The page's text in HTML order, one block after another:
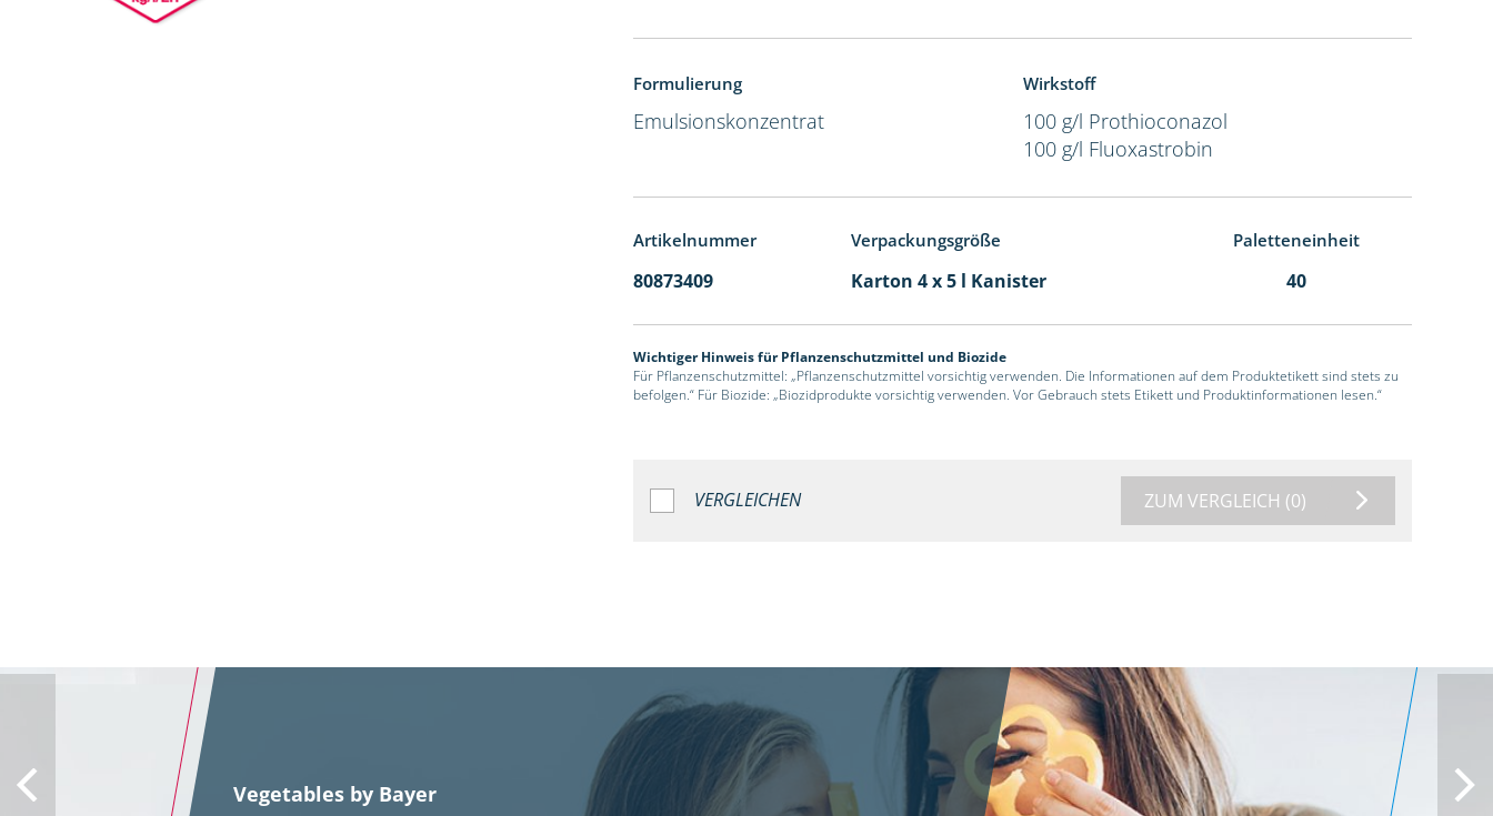
Formulierung
Emulsionskonzentrat
Wirkstoff
100 g/l Prothioconazol
100 g/l Fluoxastrobin
Artikelnummer Verpackungsgröße Paletteneinheit
80873409 Karton 4 x 5 l Kanister 40
Wichtiger Hinweis für Pflanzenschutzmittel und Biozide
Für Pflanzenschutzmittel: „Pflanzenschutzmittel vorsichtig verwenden. Die Informationen auf dem Produktetikett sind stets zu
befolgen.“ Für Biozide: „Biozidprodukte vorsichtig verwenden. Vor Gebrauch stets Etikett und Produktinformationen lesen.“
VERGLEICHEN ZUM VERGLEICH (0)
Vegetables by Bayer